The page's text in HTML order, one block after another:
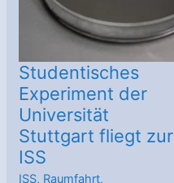
Schweden
Studentisches
Experiment der
Universität
Stuttgart fliegt zur
ISS
ISS, Raumfahrt,